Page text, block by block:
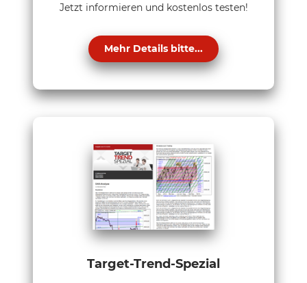
Jetzt informieren und kostenlos testen!
Mehr Details bitte...
Target-Trend-Spezial